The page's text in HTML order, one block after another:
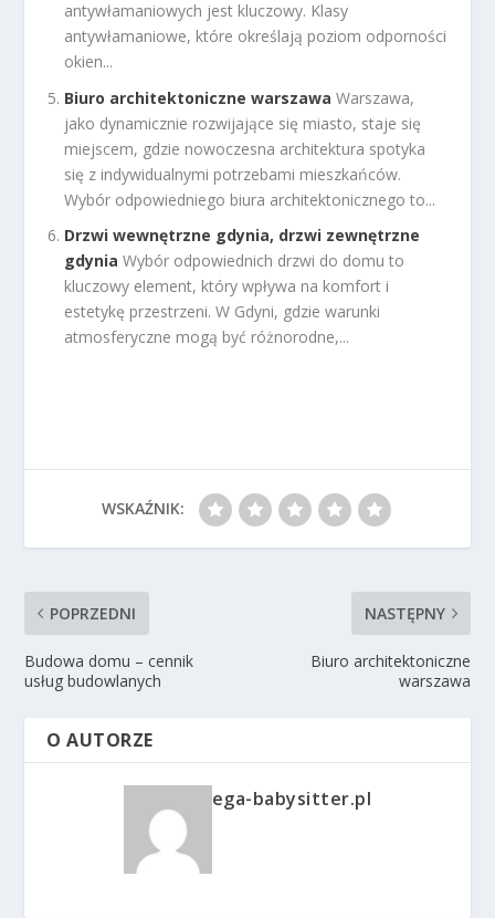
antywłamaniowych jest kluczowy. Klasy
antywłamaniowe, które określają poziom odporności
okien...
Biuro architektoniczne warszawa Warszawa,
jako dynamicznie rozwijające się miasto, staje się
miejscem, gdzie nowoczesna architektura spotyka
się z indywidualnymi potrzebami mieszkańców.
Wybór odpowiedniego biura architektonicznego to...
Drzwi wewnętrzne gdynia, drzwi zewnętrzne
gdynia Wybór odpowiednich drzwi do domu to
kluczowy element, który wpływa na komfort i
estetykę przestrzeni. W Gdyni, gdzie warunki
atmosferyczne mogą być różnorodne,...
WSKAŹNIK:
POPRZEDNI
Budowa domu – cennik
usług budowlanych
NASTĘPNY
Biuro architektoniczne
warszawa
O AUTORZE
ega-babysitter.pl